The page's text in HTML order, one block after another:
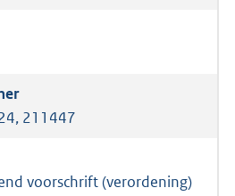
211447
voorschrift (verordening)